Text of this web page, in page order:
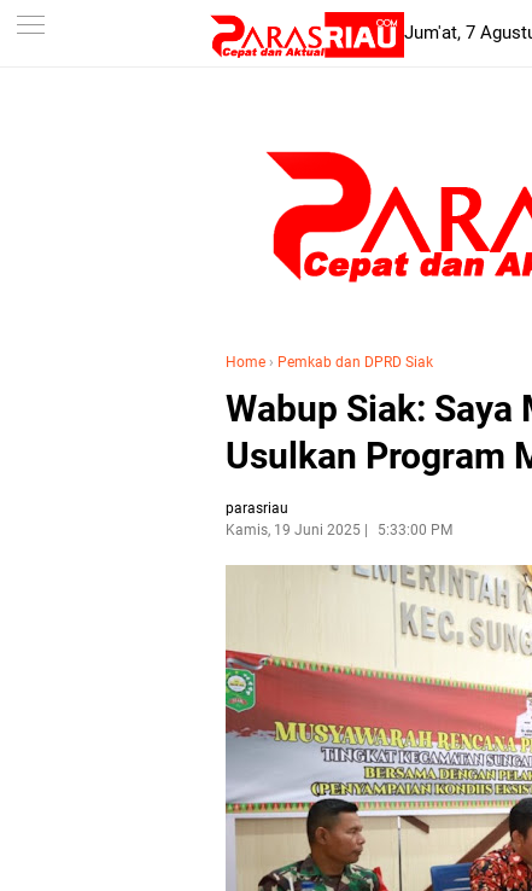
-->
Jum'at, 7
Home › Pemkab dan DPRD Siak
Wabup Siak:
Usulkan Program
parasriau
Kamis, 19 Juni 2025
5:33:00 PM